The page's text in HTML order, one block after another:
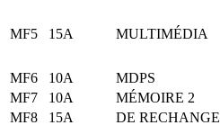
MF5 15A MULTIMÉDIA
MF6
10A MDPS
MF7
10A MÉMOIRE 2
MF8
15A DE RECHANGE